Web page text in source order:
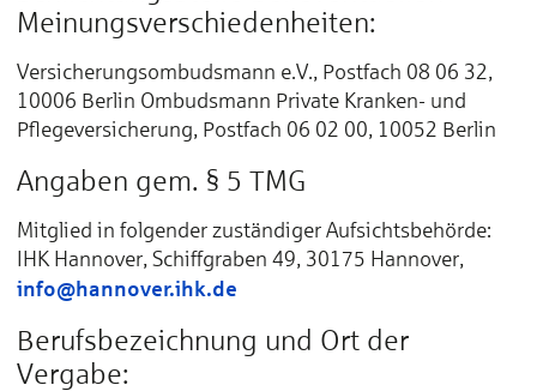
Meinungsverschiedenheiten:
Versicherungsombudsmann e.V., Postfach 08 06 32,
10006 Berlin Ombudsmann Private Kranken- und
Pflegeversicherung, Postfach 06 02 00, 10052 Berlin
Angaben gem. § 5 TMG
Mitglied in folgender zuständiger Aufsichtsbehörde:
IHK Hannover, Schiffgraben 49, 30175 Hannover,
info@hannover.ihk.de
Berufsbezeichnung und Ort der
Vergabe: